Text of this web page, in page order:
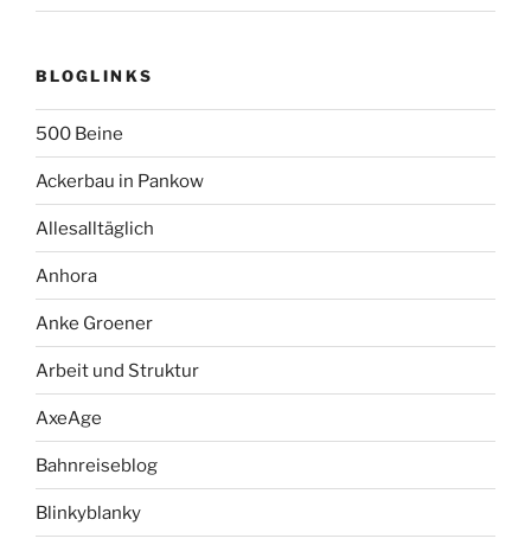
BLOGLINKS
500 Beine
Ackerbau in Pankow
Allesalltäglich
Anhora
Anke Groener
Arbeit und Struktur
AxeAge
Bahnreiseblog
Blinkyblanky